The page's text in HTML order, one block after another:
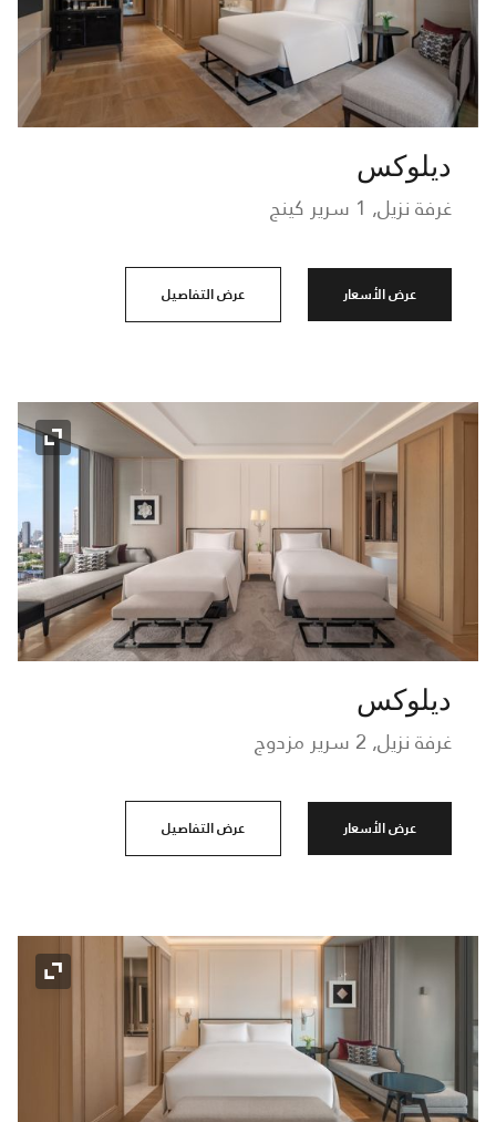
ديلوكس
غرفة نزيل, 1 سرير كينج
عرض الأسعار عرض التفاصيل
رمز
ديلوكس
غرفة نزيل, 2 سرير مزدوج
عرض الأسعار عرض التفاصيل
رمز